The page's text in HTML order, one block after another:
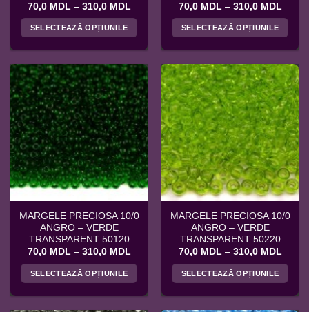
70,0 MDL – 310,0 MDL
prețuri:
70,0 MDL
la
SELECTEAZĂ OPȚIUNILE
are
mai
multe
variații.
Opțiunile
pot
fi
alese
în
pagina
produsului.
70,0 MDL – 310,0 MDL
70,0
la
SELECTEAZĂ OPȚIUNILE
are
mai
multe
variații.
Opțiunile
pot
fi
alese
în
pagina
produsului.
MARGELE PRECIOSA 10/0
ANGRO – VERDE
TRANSPARENT 50120
70,0 MDL – 310,0 MDLInterval
prețuri:
70,0 MDL
la
SELECTEAZĂ OPȚIUNILE
MARGELE PRECIOSA 10/0
ANGRO – VERDE
TRANSPARENT 50220
70,0 MDL – 310,0 MDL
70,0
la
SELECTEAZĂ OPȚIUNILE